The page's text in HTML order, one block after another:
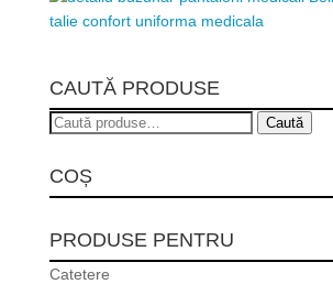
CAUTĂ PRODUSE
Caută
Caută
COȘ
PRODUSE PENTRU
Catetere